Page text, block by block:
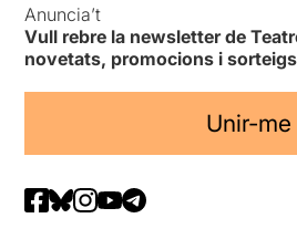
Anuncia’t
Vull rebre la newsletter de
novetats, promocions i sorteigs
Unir-me